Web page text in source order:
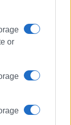
or
και
Η
Ιονίων